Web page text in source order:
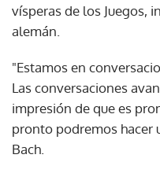
vísperas de los Juegos,
alemán.
"Estamos en
Las conversaciones
impresión de que es
pronto podremos hacer
Bach.